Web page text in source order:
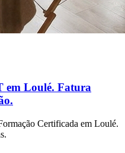
em Loulé. Fatura
Certificada em Loulé.